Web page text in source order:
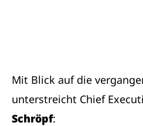
Mit Blick auf die
unterstreicht Chief
Schröpf: